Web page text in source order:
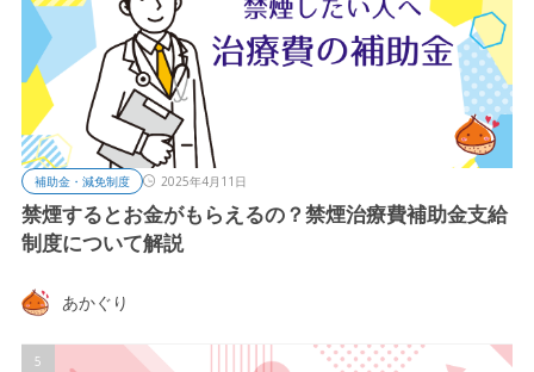
補助金・減免制度 2025年4月11日
禁煙するとお金がもらえるの？禁煙治療費補助金支給
制度について解説
あかぐり